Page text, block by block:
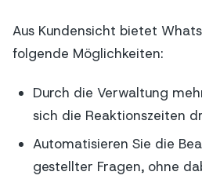
Aus Kundensicht bietet
folgende Möglichkeiten:
Durch die Verwaltung
sich die Reaktionszeiten
Automatisieren Sie die
gestellter Fragen, ohne